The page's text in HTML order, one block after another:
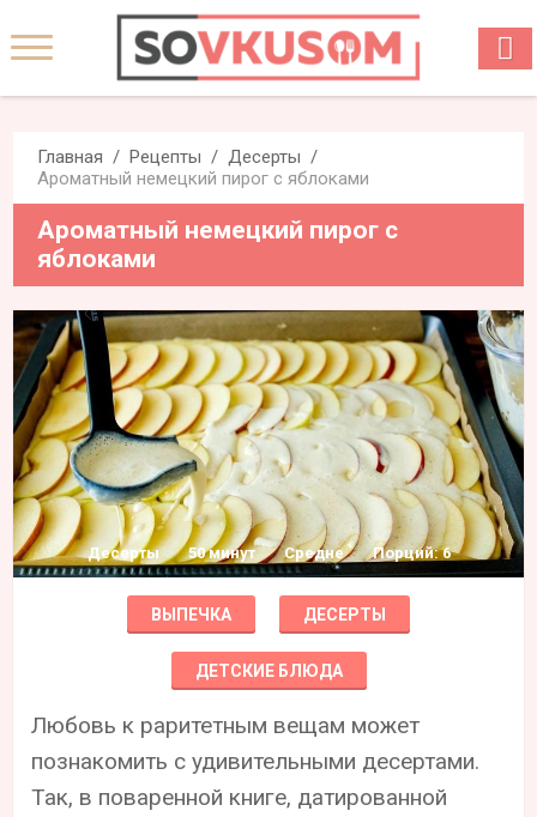
Главная Рецепты
Десерты
Ароматный немецкий пирог с яблоками
Ароматный немецкий пирог с
яблоками
Десерты 50 минут Средне Порций: 6
ВЫПЕЧКА ДЕСЕРТЫ
ДЕТСКИЕ БЛЮДА
Любовь к раритетным вещам может
познакомить с удивительными десертами.
Так, в поваренной книге, датированной